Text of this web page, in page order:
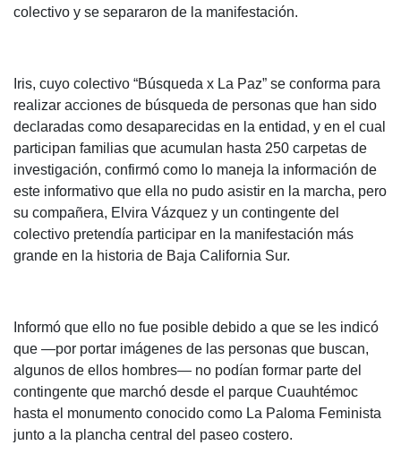
colectivo y se separaron de la manifestación.
Iris, cuyo colectivo “Búsqueda x La Paz” se conforma para
realizar acciones de búsqueda de personas que han sido
declaradas como desaparecidas en la entidad, y en el cual
participan familias que acumulan hasta 250 carpetas de
investigación, confirmó como lo maneja la información de
este informativo que ella no pudo asistir en la marcha, pero
su compañera, Elvira Vázquez y un contingente del
colectivo pretendía participar en la manifestación más
grande en la historia de Baja California Sur.
Informó que ello no fue posible debido a que se les indicó
que —por portar imágenes de las personas que buscan,
algunos de ellos hombres— no podían formar parte del
contingente que marchó desde el parque Cuauhtémoc
hasta el monumento conocido como La Paloma Feminista
junto a la plancha central del paseo costero.